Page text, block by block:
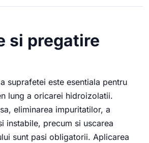
si pregatire
suprafetei este esentiala pentru
lung a oricarei hidroizolatii.
eliminarea impuritatilor, a
instabile, precum si uscarea
sunt pasi obligatorii. Aplicarea